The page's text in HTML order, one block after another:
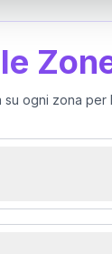
su ogni zona